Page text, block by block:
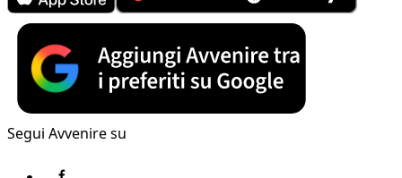
Segui Avvenire su